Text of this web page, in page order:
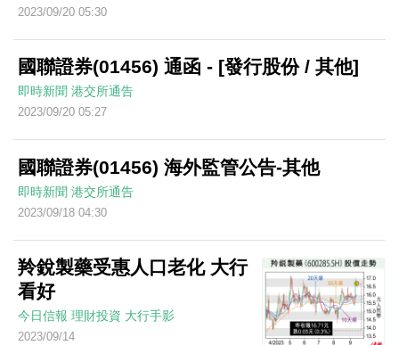
2023/09/20 05:30
國聯證券(01456) 通函 - [發行股份 / 其他]
即時新聞 港交所通告
2023/09/20 05:27
國聯證券(01456) 海外監管公告-其他
即時新聞 港交所通告
2023/09/18 04:30
羚銳製藥受惠人口老化 大行
看好
今日信報 理財投資 大行手影
2023/09/14